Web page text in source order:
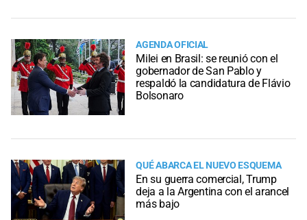
AGENDA OFICIAL
Milei en Brasil: se reunió con el
gobernador de San Pablo y
respaldó la candidatura de Flávio
Bolsonaro
QUÉ ABARCA EL NUEVO ESQUEMA
En su guerra comercial, Trump
deja a la Argentina con el arancel
más bajo